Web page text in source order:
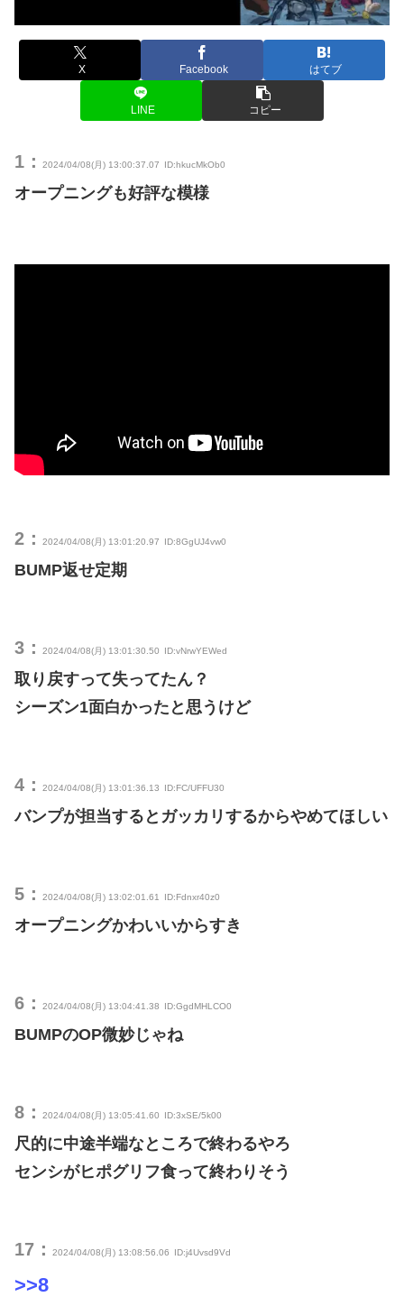
X Facebook はてブ
LINE コピー
1： 2024/04/08(月) 13:00:37.07 ID:hkucMkOb0
オープニングも好評な模様
2： 2024/04/08(月) 13:01:20.97 ID:8GgUJ4vw0
BUMP返せ定期
3： 2024/04/08(月) 13:01:30.50 ID:vNrwYEWed
取り戻すって失ってたん？
シーズン1面白かったと思うけど
4： 2024/04/08(月) 13:01:36.13 ID:FC/UFFU30
バンプが担当するとガッカリするからやめてほしい
5： 2024/04/08(月) 13:02:01.61 ID:Fdnxr40z0
オープニングかわいいからすき
6： 2024/04/08(月) 13:04:41.38 ID:GgdMHLCO0
BUMPのOP微妙じゃね
8： 2024/04/08(月) 13:05:41.60 ID:3xSE/5k00
尺的に中途半端なところで終わるやろ
センシがヒポグリフ食って終わりそう
17： 2024/04/08(月) 13:08:56.06 ID:j4Uvsd9Vd
>>8